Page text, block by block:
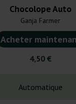
Chocolope Auto
Ganja Farmer
Acheter
4,50 €
Automatique